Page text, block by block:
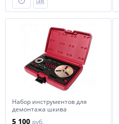
Набор инструментов для
демонтажа шкива
5 100 руб.